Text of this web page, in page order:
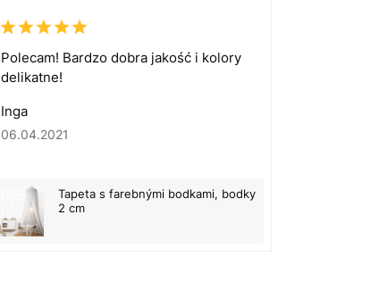
Polecam! Bardzo dobra jakość i kolory
delikatne!
Inga
06.04.2021
Tapeta s farebnými bodkami, bodky
2 cm